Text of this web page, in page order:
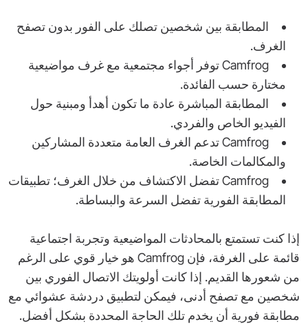
المطابقة بين شخصين تصلك على الفور بدون تصفح
الغرف.
Camfrog توفر أجواء مجتمعية مع غرف مواضيعية
مختارة حسب الفائدة.
المطابقة المباشرة عادة ما تكون أهدأ ومبنية حول
الفيديو الخاص والفردي.
Camfrog تدعم الغرف العامة متعددة المشاركين
والمكالمات الخاصة.
Camfrog تفضل الاكتشاف من خلال الغرف؛ تطبيقات
المطابقة الفورية تفضل السرعة والبساطة.
إذا كنت تستمتع بالمحادثات المواضيعية وتجربة اجتماعية
قائمة على الغرفة، فإن Camfrog هو خيار قوي على الرغم
من شعورها القديم. إذا كانت أولويتك الاتصال الفوري بين
شخصين مع تصفح أدنى، فيمكن لتطبيق دردشة عشوائي مع
مطابقة فورية أن يخدم تلك الحاجة المحددة بشكل أفضل.